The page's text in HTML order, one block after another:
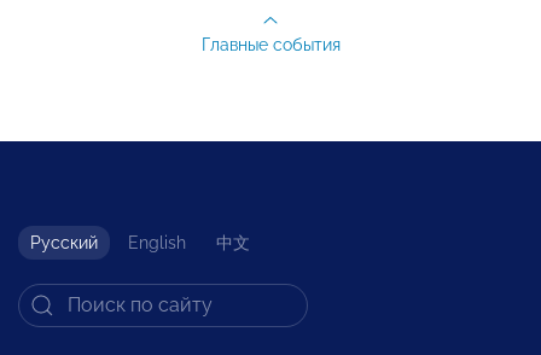
Главные события
Русский English 中文